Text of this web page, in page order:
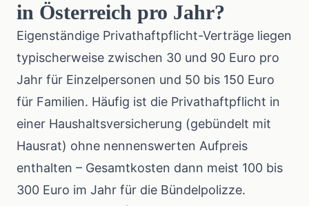
in Österreich pro Jahr?
Eigenständige Privathaftpflicht-Verträge liegen
typischerweise zwischen 30 und 90 Euro pro
Jahr für Einzelpersonen und 50 bis 150 Euro
für Familien. Häufig ist die Privathaftpflicht in
einer Haushaltsversicherung (gebündelt mit
Hausrat) ohne nennenswerten Aufpreis
enthalten – Gesamtkosten dann meist 100 bis
300 Euro im Jahr für die Bündelpolizze.